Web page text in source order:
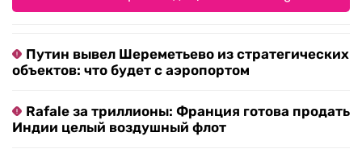
Путин вывел Шереметьево из стратегических
объектов: что будет с аэропортом
Rafale за триллионы: Франция готова продать
Индии целый воздушный флот